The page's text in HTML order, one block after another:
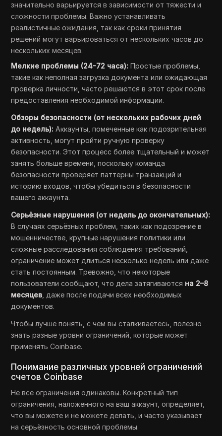
значительно варьируется в зависимости от тяжести и
сложности проблемы. Важно устанавливать
реалистичные ожидания, так как сроки принятия
решений могут варьироваться от нескольких часов до
нескольких месяцев.
Мелкие проблемы (24-72 часа): Простые проблемы,
такие как неполная загрузка документа или ожидающая
проверка личности, часто решаются в этот срок после
предоставления необходимой информации.
Обзоры безопасности (от нескольких рабочих дней
до недель): Аккаунты, помеченные как подозрительная
активность, могут пройти ручную проверку
безопасности. Этот процесс более тщательный и может
занять больше времени, поскольку команда
безопасности проверяет паттерны транзакций и
историю входов, чтобы убедиться в безопасности
вашего аккаунта.
Серьёзные нарушения (от недель до окончательных):
В случаях серьёзных проблем, таких как подозрение в
мошенничестве, крупные нарушения политики или
сложные расследования соблюдения требований,
ограничение может длиться несколько недель или даже
стать постоянным. Тревожно, что некоторые
пользователи сообщают, что дела затягиваются на 2–8
месяцев , даже после подачи всех необходимых
документов.
Чтобы лучше понять, с чем вы сталкиваетесь, полезно
знать разные уровни ограничений, которые может
применять Coinbase.
Понимание различных уровней ограничений
счетов Coinbase
Не все ограничения одинаковы. Конкретный тип
ограничения, наложенного на ваш аккаунт, определяет,
что вы можете и не можете делать, и часто указывает
на серьёзность основной проблемы.